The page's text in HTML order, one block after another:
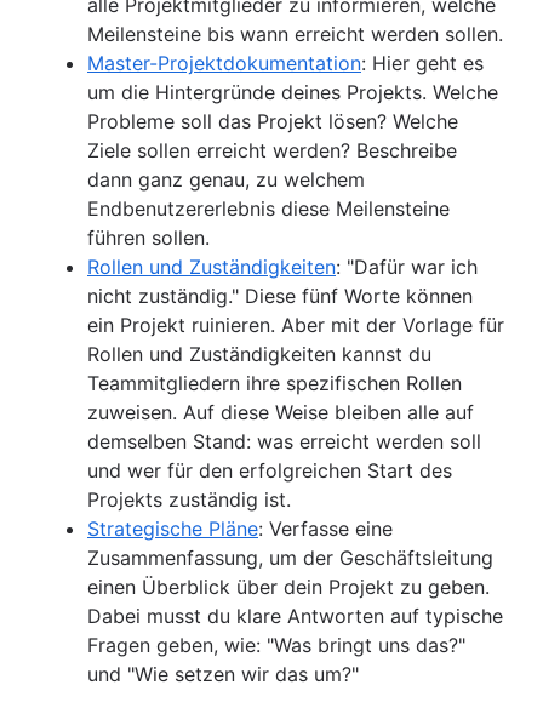
Meilensteine bis wann erreicht werden sollen.
Master-Projektdokumentation: Hier geht es
um die Hintergründe deines Projekts. Welche
Probleme soll das Projekt lösen? Welche
Ziele sollen erreicht werden? Beschreibe
dann ganz genau, zu welchem
Endbenutzererlebnis diese Meilensteine
führen sollen.
Rollen und Zuständigkeiten: "Dafür war ich
nicht zuständig." Diese fünf Worte können
ein Projekt ruinieren. Aber mit der Vorlage für
Rollen und Zuständigkeiten kannst du
Teammitgliedern ihre spezifischen Rollen
zuweisen. Auf diese Weise bleiben alle auf
demselben Stand: was erreicht werden soll
und wer für den erfolgreichen Start des
Projekts zuständig ist.
Strategische Pläne: Verfasse eine
Zusammenfassung, um der Geschäftsleitung
einen Überblick über dein Projekt zu geben.
Dabei musst du klare Antworten auf typische
Fragen geben, wie: "Was bringt uns das?"
und "Wie setzen wir das um?"